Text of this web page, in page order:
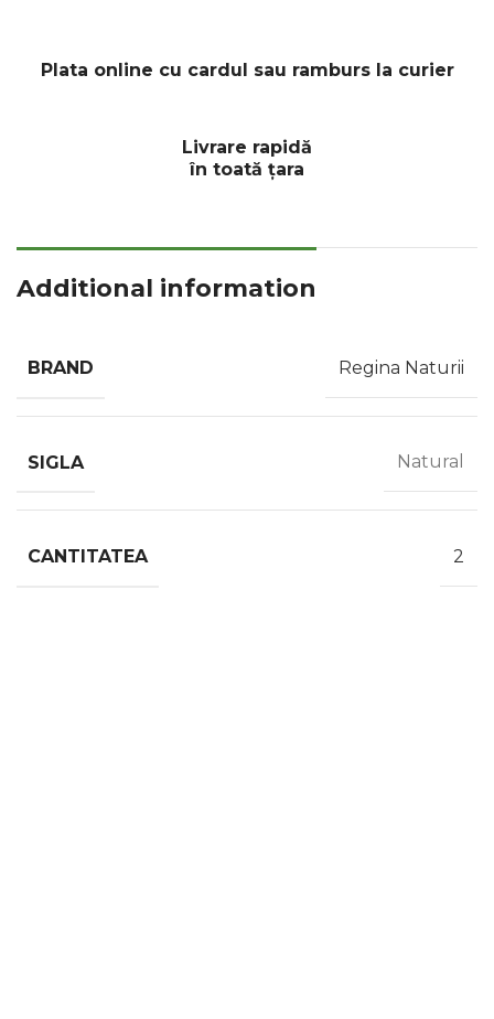
Plata online cu cardul sau ramburs la curier
Livrare rapidă
în toată țara
Additional information
BRAND Regina Naturii
SIGLA Natural
CANTITATEA 2